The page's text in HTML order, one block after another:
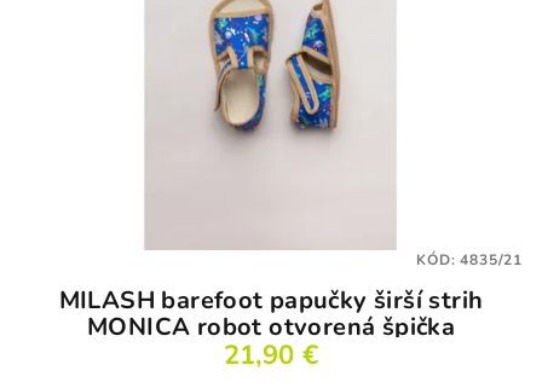
MILASH barefoot papučky širší strih
MONICA robot otvorená špička
21,90 €
KÓD:4835/21